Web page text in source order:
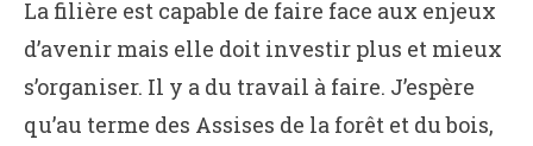
La filière est capable de faire face aux enjeux
d’avenir mais elle doit investir plus et mieux
s’organiser. Il y a du travail à faire. J’espère
qu’au terme des Assises de la forêt et du bois,